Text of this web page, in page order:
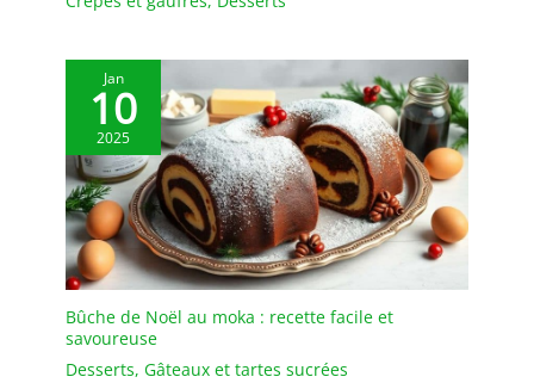
rencontrez des
difficultés, n'hésitez pas
à nous contacter. Nous
vous répondrons dans
les 24 heures.
Jan
10
2025
Bûche de Noël au moka : recette facile et
savoureuse
Desserts, Gâteaux et tartes sucrées